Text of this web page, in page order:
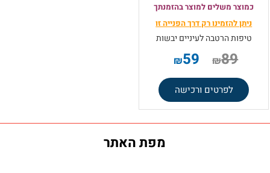
כמוצר משלים למוצר בהזמנתך
ניתן להזמינו רק דרך הפנייה זו
טיפות הרטבה לעיניים יבשות
₪89
₪59
לפרטים ורכישה
מפת האתר